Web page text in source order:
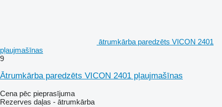
ātrumkārba paredzēts VICON 2401
pļaujmašīnas
9
Ātrumkārba paredzēts VICON 2401 pļaujmašīnas
Cena pēc pieprasījuma
Rezerves daļas - ātrumkārba